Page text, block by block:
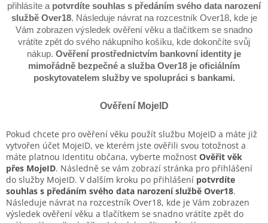
přihlásíte a potvrdíte souhlas s předáním svého data narození
službě Over18. Následuje návrat na rozcestník Over18, kde je
Vám zobrazen výsledek ověření věku a tlačítkem se snadno
vrátíte zpět do svého nákupního košíku, kde dokončíte svůj
nákup. Ověření prostřednictvím bankovní identity je
mimořádně bezpečné a služba Over18 je oficiálním
poskytovatelem služby ve spolupráci s bankami.
Ověření MojeID
Pokud chcete pro ověření věku použít službu MojeID a máte již
vytvořen účet MojeID, ve kterém jste ověřili svou totožnost a
máte platnou Identitu občana, vyberte možnost Ověřit věk
přes MojeID. Následně se vám zobrazí stránka pro přihlášení
do služby MojeID. V dalším kroku po přihlášení potvrdíte
souhlas s předáním svého data narození službě Over18.
Následuje návrat na rozcestník Over18, kde je Vám zobrazen
výsledek ověření věku a tlačítkem se snadno vrátíte zpět do